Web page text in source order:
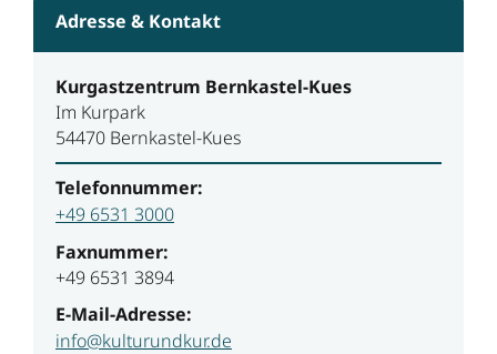
Adresse & Kontakt
Kurgastzentrum Bernkastel-Kues
Im Kurpark
54470 Bernkastel-Kues
Telefonnummer:
+49 6531 3000
Faxnummer:
+49 6531 3894
E-Mail-Adresse:
info@kulturundkur.de